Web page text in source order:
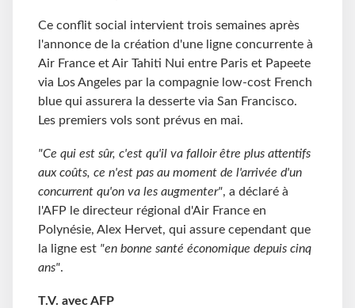
Ce conflit social intervient trois semaines après
l'annonce de la création d'une ligne concurrente à
Air France et Air Tahiti Nui entre Paris et Papeete
via Los Angeles par la compagnie low-cost French
blue qui assurera la desserte via San Francisco.
Les premiers vols sont prévus en mai.
"Ce qui est sûr, c'est qu'il va falloir être plus attentifs
aux coûts, ce n'est pas au moment de l'arrivée d'un
concurrent qu'on va les augmenter", a déclaré à
l'AFP le directeur régional d'Air France en
Polynésie, Alex Hervet, qui assure cependant que
la ligne est "en bonne santé économique depuis cinq
ans".
T.V. avec AFP